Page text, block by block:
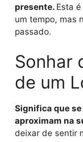
presente. Esta
um tempo, mas
passado.
Sonhar
de um
Significa que
aproximam na
deixar de sentir